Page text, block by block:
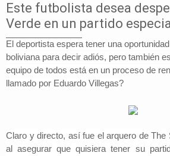
Este futbolista desea
Verde en un partido
El deportista espera tener una
boliviana para decir adiós, pero también
equipo de todos está en un proceso de
llamado por Eduardo Villegas?
Claro y directo, así fue el arquero de The
al asegurar que quisiera tener su
Economía
Mundo
Nacional